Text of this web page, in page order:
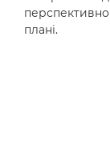
плані.